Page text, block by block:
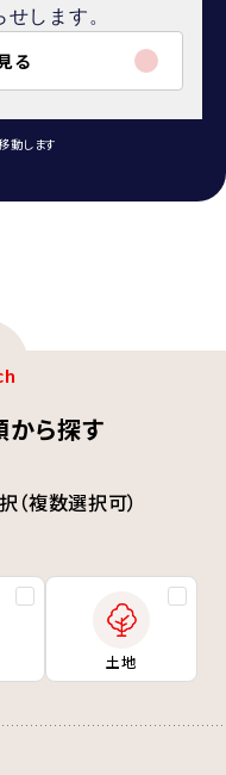
します。
る
動します
ら探す
複数選択可）
土地